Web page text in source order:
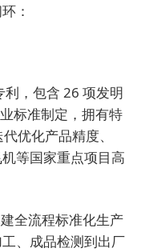
：
，包含 26 项发明
标准制定，拥有特
优化产品精度、
等国家重点项目高
全流程标准化生产
、成品检测到出厂